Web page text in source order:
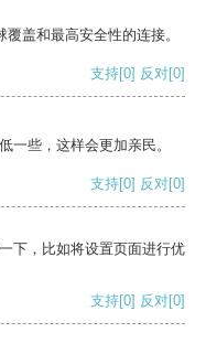
盖和最高安全性的连接。
支持[0] 反对[0]
一些，这样会更加亲民。
支持[0] 反对[0]
下，比如将设置页面进行优
支持[0] 反对[0]